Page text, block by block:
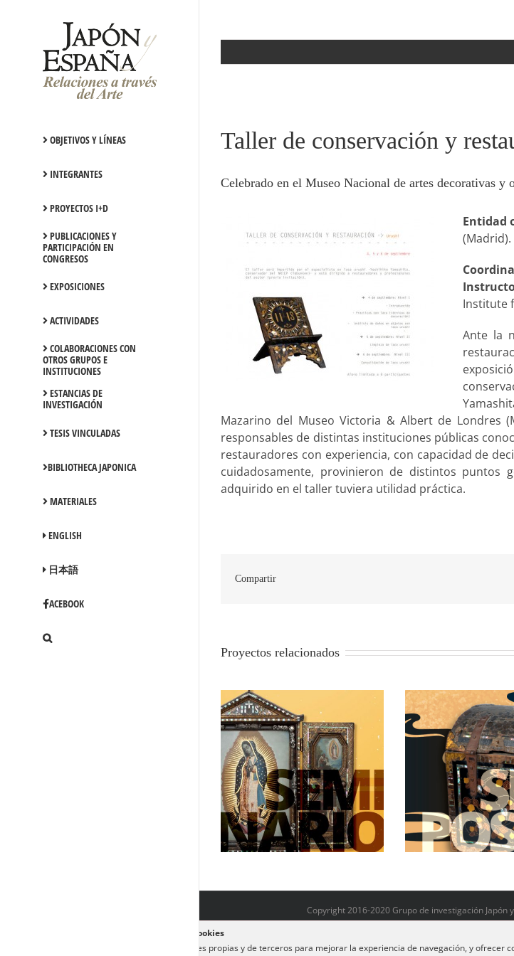
OBJETIVOS Y LÍNEAS
INTEGRANTES
PROYECTOS I+D
PUBLICACIONES Y
PARTICIPACIÓN EN
CONGRESOS
EXPOSICIONES
ACTIVIDADES
COLABORACIONES CON
OTROS GRUPOS E
INSTITUCIONES
ESTANCIAS DE
INVESTIGACIÓN
TESIS VINCULADAS
BIBLIOTHECA JAPONICA
MATERIALES
ENGLISH
日本語
ACEBOOK
Taller de conservación y
Celebrado en el Museo Nacional de artes decorativas
Entidad
(Madrid).
Institute
Ante la
Mazarino del Museo Victoria & Albert de Londres
responsables de distintas instituciones públicas
restauradores con experiencia, con capacidad de
cuidadosamente, provinieron de distintos puntos
adquirido en el taller tuviera utilidad práctica.
Compartir
Proyectos relacionados
Namban: Japón en la primera
globalización
Japón en
Copyright 2016-2020 Grupo de investigación
Política de cookies
Utilizamos cookies propias y de terceros para mejorar la experiencia de navegación, y ofrecer